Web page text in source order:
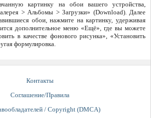
картинку на обои вашего устройства,
> Альбомы > Загрузки» (Download). Далее
обои, нажмите на картинку, удерживая
дополнительное меню «Ещё», где вы можете
в качестве фонового рисунка», «Установить
формулировка.
Контакты
Соглашение/Правила
/ Copyright (DMCA)